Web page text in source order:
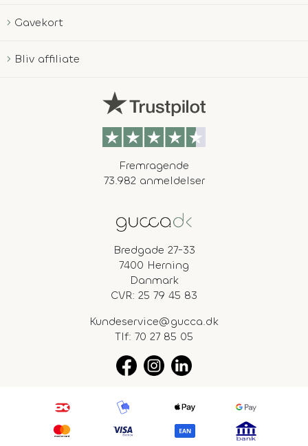
Gavekort
Bliv affiliate
Fremragende
73.982 anmeldelser
Bredgade 27-33
7400 Herning
Danmark
CVR: 25 79 45 83
Kundeservice@gucca.dk
Tlf: 70 27 85 05